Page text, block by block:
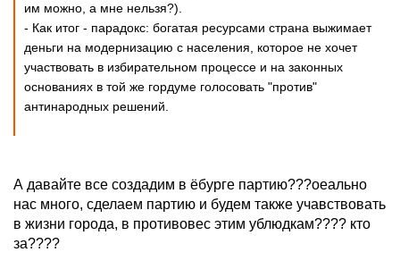
им можно, а мне нельзя?).
- Как итог - парадокс: богатая ресурсами страна выжимает
деньги на модернизацию с населения, которое не хочет
участвовать в избирательном процессе и на законных
основаниях в той же гордуме голосовать "против"
антинародных решений.
А давайте все создадим в ёбурге партию???оеально
нас много, сделаем партию и будем также учавствовать
в жизни города, в противовес этим ублюдкам???? кто
за????